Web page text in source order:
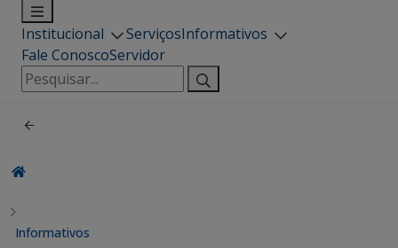
Institucional ServiçosInformativos
Fale ConoscoServidor
Pesquisar
por:
Informativos